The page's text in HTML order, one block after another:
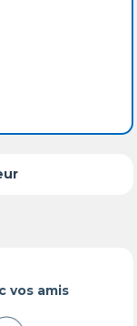
vos amis